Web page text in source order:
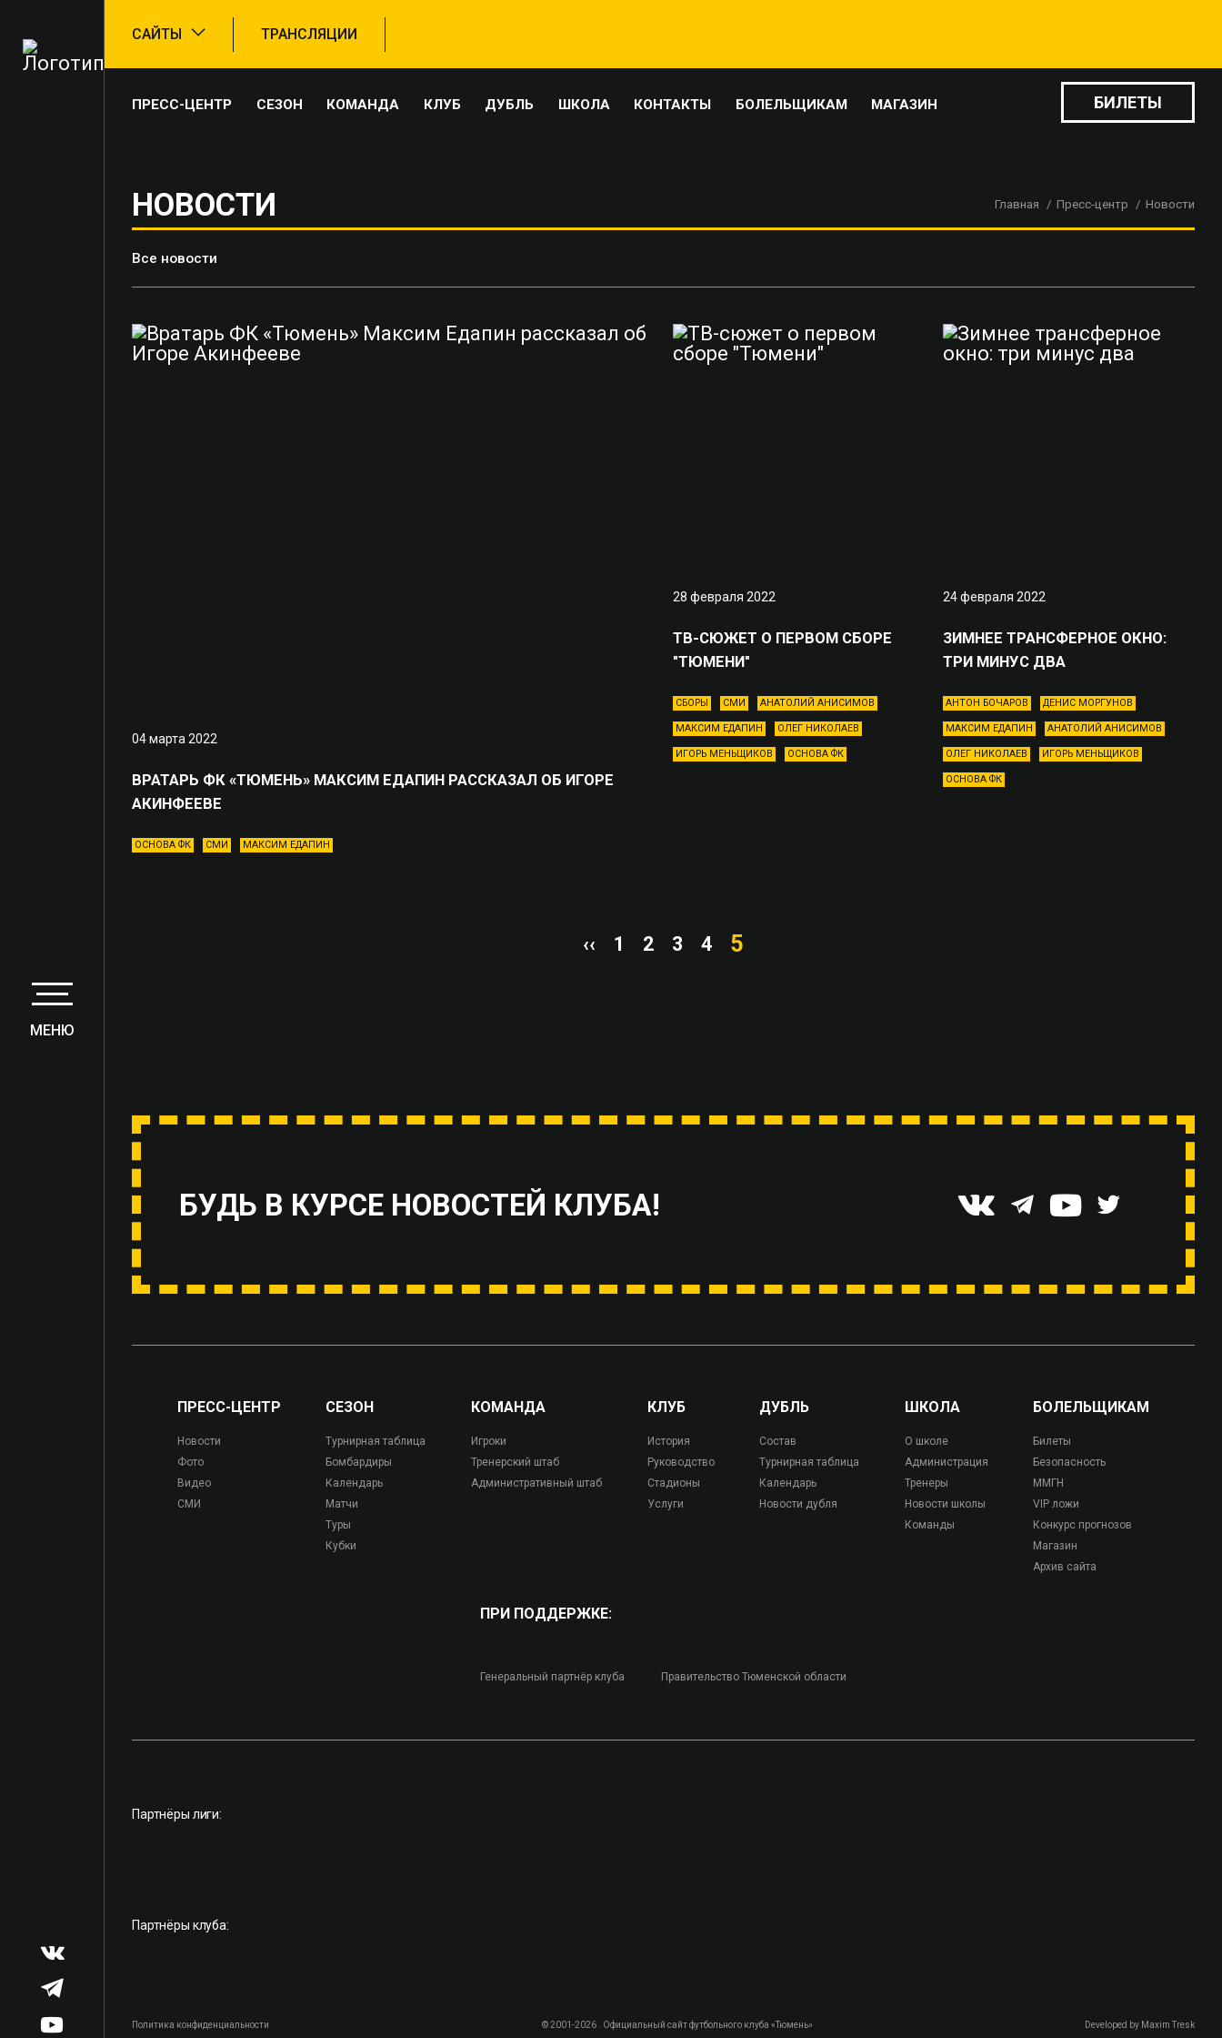
САЙТЫ ТРАНСЛЯЦИИ
ПРЕСС-ЦЕНТР СЕЗОН КОМАНДА КЛУБ ДУБЛЬ ШКОЛА КОНТАКТЫ БОЛЕЛЬЩИКАМ МАГАЗИН БИЛЕТЫ
МЕНЮ
НОВОСТИ Главная Пресс-центр Новости
Все новости
04 марта 2022
ВРАТАРЬ ФК «ТЮМЕНЬ» МАКСИМ ЕДАПИН РАССКАЗАЛ ОБ ИГОРЕ
АКИНФЕЕВЕ
ОСНОВА ФК СМИ МАКСИМ ЕДАПИН
28 февраля 2022
ТВ-СЮЖЕТ О ПЕРВОМ СБОРЕ
"ТЮМЕНИ"
СБОРЫ СМИ АНАТОЛИЙ АНИСИМОВ
МАКСИМ ЕДАПИН ОЛЕГ НИКОЛАЕВ
ИГОРЬ МЕНЬЩИКОВ ОСНОВА ФК
24 февраля 2022
ЗИМНЕЕ ТРАНСФЕРНОЕ ОКНО:
ТРИ МИНУС ДВА
АНТОН БОЧАРОВ ДЕНИС МОРГУНОВ
МАКСИМ ЕДАПИН АНАТОЛИЙ АНИСИМОВ
ОЛЕГ НИКОЛАЕВ ИГОРЬ МЕНЬЩИКОВ
ОСНОВА ФК
‹‹ 1 2 3 4 5
БУДЬ В КУРСЕ НОВОСТЕЙ КЛУБА!
ПРЕСС-ЦЕНТР
Новости
Фото
Видео
СМИ
СЕЗОН
Турнирная таблица
Бомбардиры
Календарь
Матчи
Туры
Кубки
КОМАНДА
Игроки
Тренерский штаб
Административный штаб
КЛУБ
История
Руководство
Стадионы
Услуги
ДУБЛЬ
Состав
Турнирная таблица
Календарь
Новости дубля
ШКОЛА
О школе
Администрация
Тренеры
Новости школы
Команды
БОЛЕЛЬЩИКАМ
Билеты
Безопасность
ММГН
VIP ложи
Конкурс прогнозов
Магазин
Архив сайта
ПРИ ПОДДЕРЖКЕ:
Генеральный партнёр клуба Правительство Тюменской области
Партнёры лиги:
Партнёры клуба:
Политика конфиденциальности © 2001-2026 . Официальный сайт футбольного клуба «Тюмень» Developed by Maxim Tresk